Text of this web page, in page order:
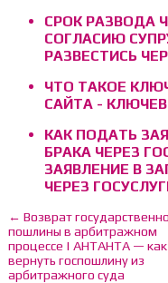
СРОК РАЗВОДА
СОГЛАСИЮ
РАЗВЕСТИСЬ
ЧТО ТАКОЕ
САЙТА -
КАК ПОДАТЬ
БРАКА ЧЕРЕЗ
ЗАЯВЛЕНИЕ В
ЧЕРЕЗ
← Возврат
пошлины в арбитражном
процессе | АНТАНТА — как
вернуть госпошлину из
арбитражного суда